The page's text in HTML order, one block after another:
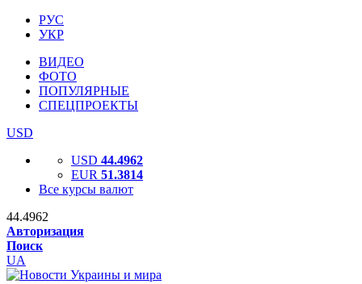
РУС
УКР
ВИДЕО
ФОТО
ПОПУЛЯРНЫЕ
СПЕЦПРОЕКТЫ
USD
USD 44.4962
EUR 51.3814
Все курсы валют
44.4962
Авторизация
Поиск
UA